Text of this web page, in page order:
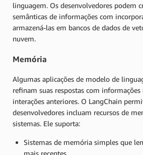
linguagem. Os desenvolvedores podem
semânticas de informações com
armazená-las em bancos de dados de
nuvem.
Memória
Algumas aplicações de modelo de
refinam suas respostas com informações
interações anteriores. O LangChain
desenvolvedores incluam recursos de
sistemas. Ele suporta:
Sistemas de memória simples que